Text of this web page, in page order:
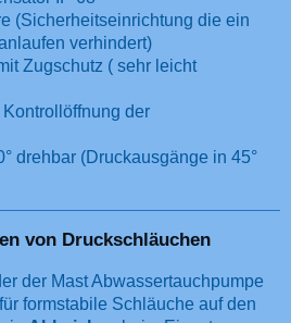
(Sicherheitseinrichtung die ein
verhindert)
Zugschutz ( sehr leicht
der
drehbar (Druckausgänge in 45°
von Druckschläuchen
der Mast Abwassertauchpumpe
formstabile Schläuche auf den